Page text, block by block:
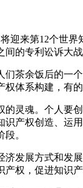
迎来第12个世
间的专利讼诉大
们茶余饭后的一
权体系构建，有
的灵魂。个人要
识产权创造、运
。
济发展方式和发
产权，促进知识